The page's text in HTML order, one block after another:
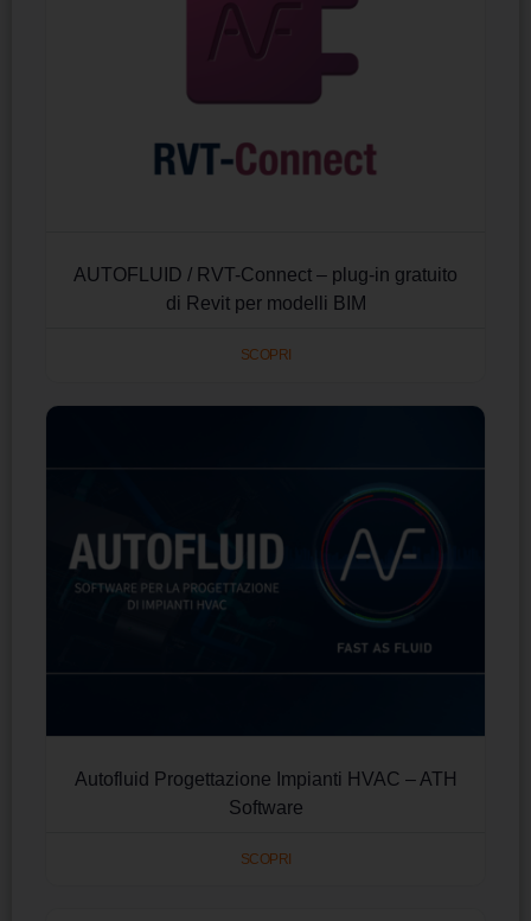
AUTOFLUID / RVT-Connect – plug-in gratuito
di Revit per modelli BIM
SCOPRI
Autofluid Progettazione Impianti HVAC – ATH
Software
SCOPRI